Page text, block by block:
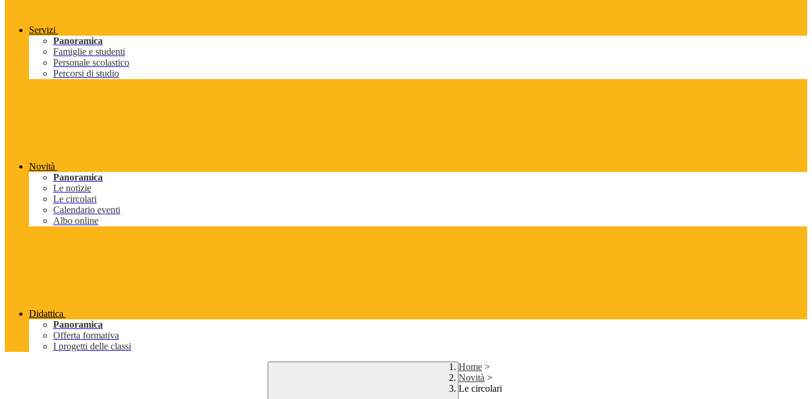
Servizi
Panoramica
Famiglie e studenti
Personale scolastico
Percorsi di studio
Novità
Panoramica
Le notizie
Le circolari
Calendario eventi
Albo online
Didattica
Panoramica
Offerta formativa
I progetti delle classi
Home >
Novità >
Le circolari